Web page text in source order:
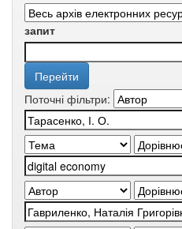
запит
Поточні фільтри: